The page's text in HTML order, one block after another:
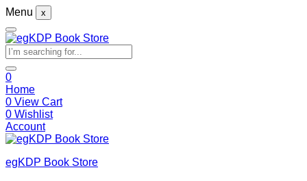
Menu x
0
Home
0 View Cart
0 Wishlist
Account
egKDP Book Store